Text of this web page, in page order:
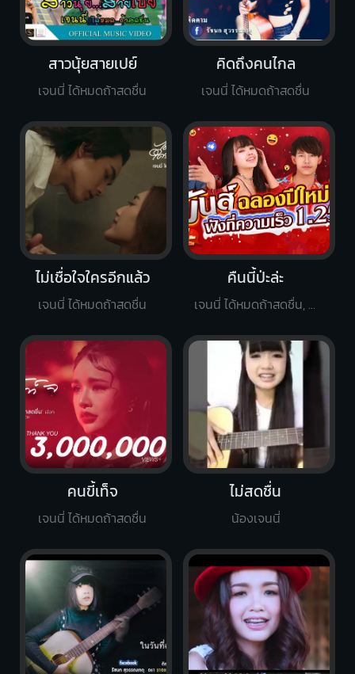
คืนนี้ป่ะล่ะ
เจนนี่ ได้หมดถ้าสดชื่น, เต้ย อภิวัฒน์
ไม่สดชื่น
น้องเจนนี่
สาวนุ้ยสายเปย์
เจนนี่ ได้หมดถ้าสดชื่น
ไม่เชื่อใจใครอีกแล้ว
เจนนี่ ได้หมดถ้าสดชื่น
คิดถึงคนไกล
เจนนี่ ได้หมดถ้าสดชื่น
คนขี้เท็จ
เจนนี่ ได้หมดถ้าสดชื่น